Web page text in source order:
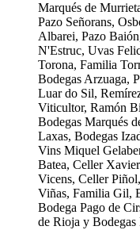
Marqués de
Pazo Señorans,
Albarei, Pazo
N'Estruc, Uvas
Torona, Familia
Bodegas Arzuaga,
Luar do Sil,
Viticultor, Ramón
Bodegas Marqués
Laxas, Bodegas
Vins Miquel
Batea, Celler
Vicens, Celler
Viñas, Familia Gil,
Bodega Pago de
de Rioja y